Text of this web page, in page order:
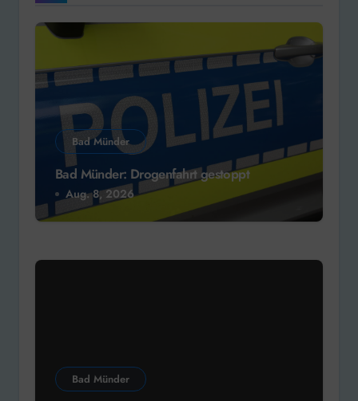
Bad Münder
Bad Münder: Drogenfahrt gestoppt
Aug. 8, 2026
Bad Münder